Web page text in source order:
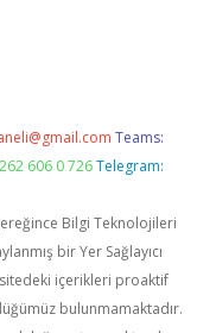
Teams:
606 0 726 Telegram:
Bilgi Teknolojileri
bir Yer Sağlayıcı
içerikleri proaktif
bulunmamaktadır.